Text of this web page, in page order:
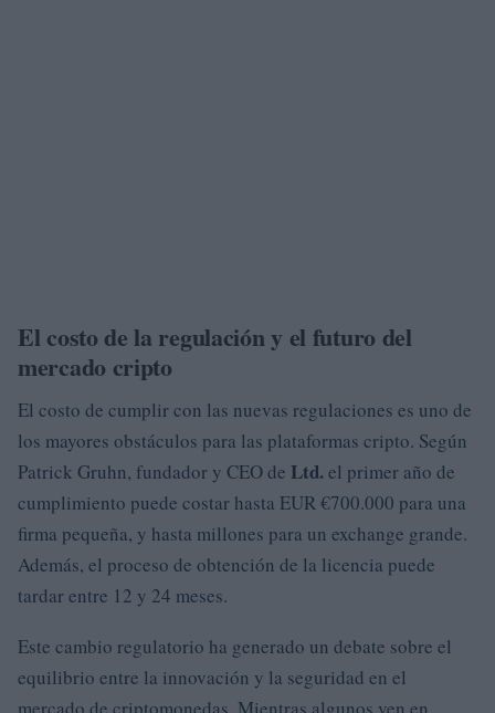
El costo de la regulación y el futuro del
mercado cripto
El costo de cumplir con las nuevas regulaciones es uno de
los mayores obstáculos para las plataformas cripto. Según
Patrick Gruhn, fundador y CEO de Ltd.el primer año de
cumplimiento puede costar hasta EUR €700.000 para una
firma pequeña, y hasta millones para un exchange grande.
Además, el proceso de obtención de la licencia puede
tardar entre 12 y 24 meses.
Este cambio regulatorio ha generado un debate sobre el
equilibrio entre la innovación y la seguridad en el